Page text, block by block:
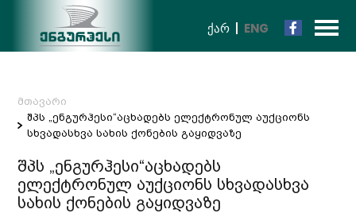
ᲥᲐᲠ ENG
მთავარი
შპს „ენგურჰესი“აცხადებს ელექტრონულ აუქციონს
სხვადასხვა სახის ქონების გაყიდვაზე
შპს „ენგურჰესი“აცხადებს
ელექტრონულ აუქციონს სხვადასხვა
სახის ქონების გაყიდვაზე